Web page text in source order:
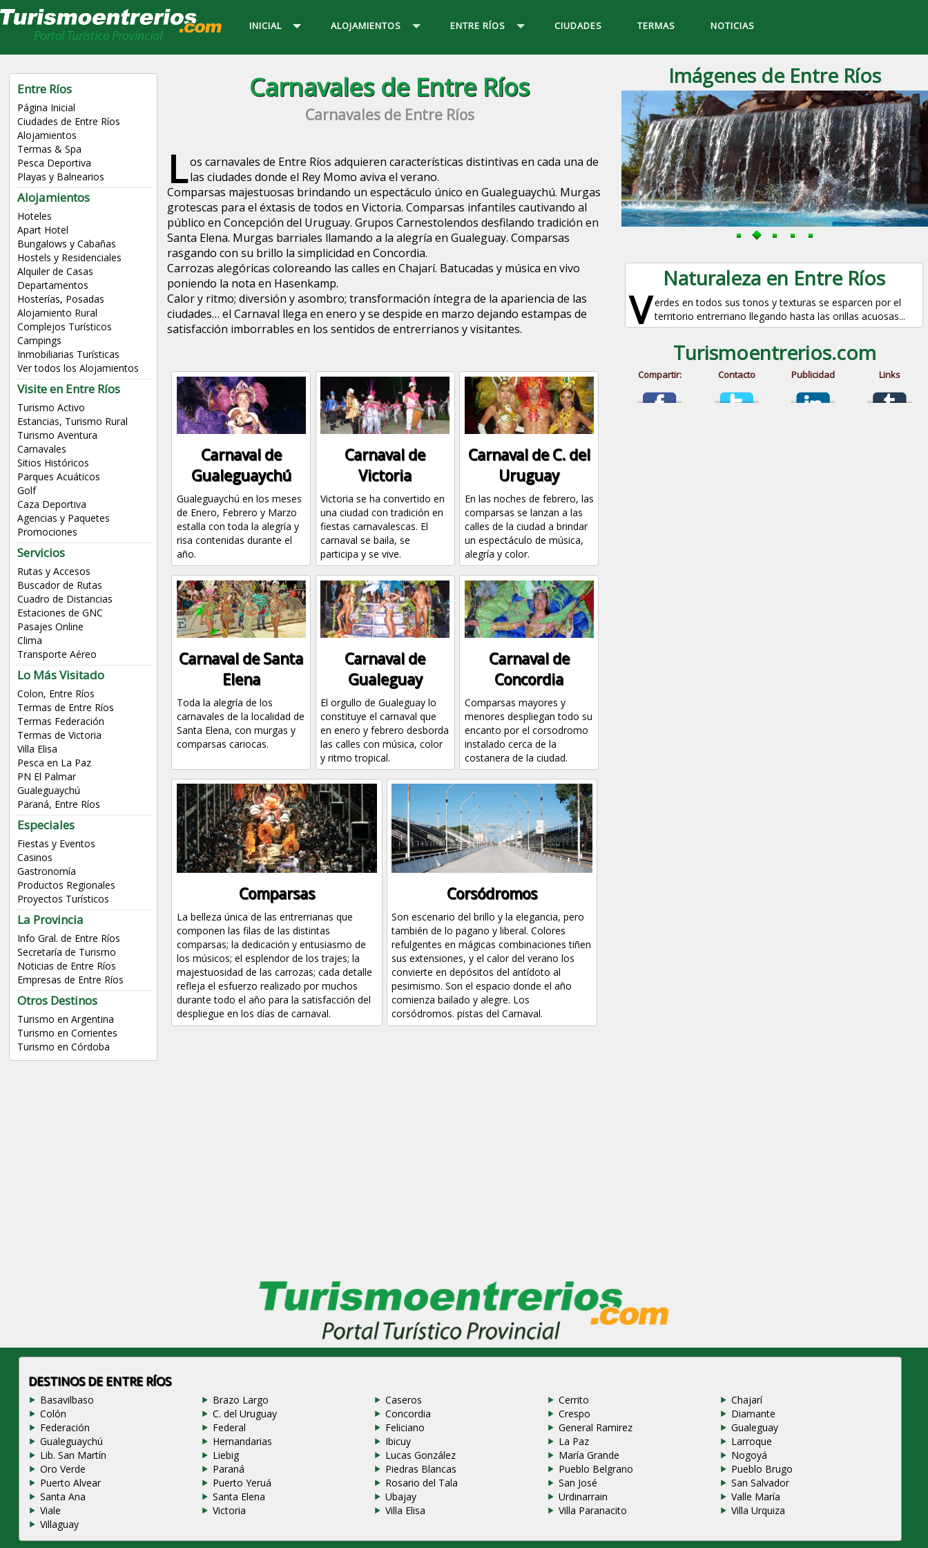
INICIAL ALOJAMIENTOS ENTRE RÍOS CIUDADES TERMAS NOTICIAS
Entre Ríos
Página Inicial
Ciudades de Entre Ríos
Alojamientos
Termas & Spa
Pesca Deportiva
Playas y Balnearios
Alojamientos
Hoteles
Apart Hotel
Bungalows y Cabañas
Hostels y Residenciales
Alquiler de Casas
Departamentos
Hosterías, Posadas
Alojamiento Rural
Complejos Turísticos
Campings
Inmobiliarias Turísticas
Ver todos los Alojamientos
Visite en Entre Ríos
Turismo Activo
Estancias, Turismo Rural
Turismo Aventura
Carnavales
Sitios Históricos
Parques Acuáticos
Golf
Caza Deportiva
Agencias y Paquetes
Promociones
Servicios
Rutas y Accesos
Buscador de Rutas
Cuadro de Distancias
Estaciones de GNC
Pasajes Online
Clima
Transporte Aéreo
Lo Más Visitado
Colon, Entre Ríos
Termas de Entre Ríos
Termas Federación
Termas de Victoria
Villa Elisa
Pesca en La Paz
PN El Palmar
Gualeguaychú
Paraná, Entre Ríos
Especiales
Fiestas y Eventos
Casinos
Gastronomía
Productos Regionales
Proyectos Turísticos
La Provincia
Info Gral. de Entre Ríos
Secretaría de Turismo
Noticias de Entre Ríos
Empresas de Entre Ríos
Otros Destinos
Turismo en Argentina
Turismo en Corrientes
Turismo en Córdoba
Carnavales de Entre Ríos
Carnavales de Entre Ríos
Los carnavales de Entre Ríos adquieren características distintivas en cada una de
las ciudades donde el Rey Momo aviva el verano.
Comparsas majestuosas brindando un espectáculo único en Gualeguaychú. Murgas
grotescas para el éxtasis de todos en Victoria. Comparsas infantiles cautivando al
público en Concepción del Uruguay. Grupos Carnestolendos desfilando tradición en
Santa Elena. Murgas barriales llamando a la alegría en Gualeguay. Comparsas
rasgando con su brillo la simplicidad en Concordia.
Carrozas alegóricas coloreando las calles en Chajarí. Batucadas y música en vivo
poniendo la nota en Hasenkamp.
Calor y ritmo; diversión y asombro; transformación íntegra de la apariencia de las
ciudades… el Carnaval llega en enero y se despide en marzo dejando estampas de
satisfacción imborrables en los sentidos de entrerrianos y visitantes.
Carnaval de
Gualeguaychú
Gualeguaychú en los meses
de Enero, Febrero y Marzo
estalla con toda la alegría y
risa contenidas durante el
año.
Carnaval de
Victoria
Victoria se ha convertido en
una ciudad con tradición en
fiestas carnavalescas. El
carnaval se baila, se
participa y se vive.
Carnaval de C. del
Uruguay
En las noches de febrero, las
comparsas se lanzan a las
calles de la ciudad a brindar
un espectáculo de música,
alegría y color.
Carnaval de Santa
Elena
Toda la alegría de los
carnavales de la localidad de
Santa Elena, con murgas y
comparsas cariocas.
Carnaval de
Gualeguay
El orgullo de Gualeguay lo
constituye el carnaval que
en enero y febrero desborda
las calles con música, color
y ritmo tropical.
Carnaval de
Concordia
Comparsas mayores y
menores despliegan todo su
encanto por el corsodromo
instalado cerca de la
costanera de la ciudad.
Comparsas
La belleza única de las entrerrianas que
componen las filas de las distintas
comparsas; la dedicación y entusiasmo de
los músicos; el esplendor de los trajes; la
majestuosidad de las carrozas; cada detalle
refleja el esfuerzo realizado por muchos
durante todo el año para la satisfacción del
despliegue en los días de carnaval.
Corsódromos
Son escenario del brillo y la elegancia, pero
también de lo pagano y liberal. Colores
refulgentes en mágicas combinaciones tiñen
sus extensiones, y el calor del verano los
convierte en depósitos del antídoto al
pesimismo. Son el espacio donde el año
comienza bailado y alegre. Los
corsódromos. pistas del Carnaval.
Imágenes de Entre Ríos
Naturaleza en Entre Ríos
V erdes en todos sus tonos y texturas se esparcen por el
territorio entrerriano llegando hasta las orillas acuosas...
Turismoentrerios.com
Compartir: Contacto Publicidad Links
DESTINOS DE ENTRE RÍOS
Basavilbaso Brazo Largo Caseros Cerrito
Chajarí
Colón
C. del Uruguay Concordia Crespo
Diamante
Federación
Federal Feliciano General Ramirez
Gualeguay
Gualeguaychú
Hernandarias Ibicuy La Paz
Larroque
Lib. San Martín
Liebig Lucas González María Grande
Nogoyá
Oro Verde
Paraná Piedras Blancas Pueblo Belgrano
Pueblo Brugo
Puerto Alvear
Puerto Yeruá Rosario del Tala San José
San Salvador
Santa Ana
Santa Elena Ubajay Urdinarrain
Valle María
Viale
Victoria Villa Elisa Villa Paranacito
Villa Urquiza
Villaguay